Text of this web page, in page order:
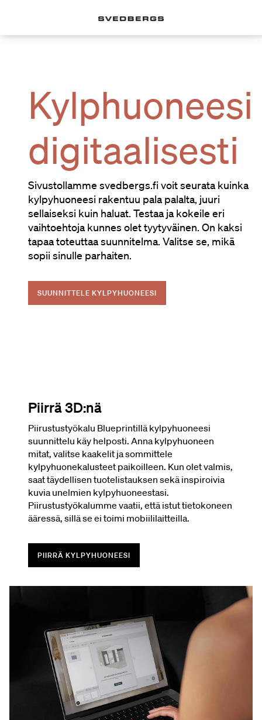
Kylphuoneesi
digitaalisesti
Sivustollamme svedbergs.fi voit seurata kuinka
kylpyhuoneesi rakentuu pala palalta, juuri
sellaiseksi kuin haluat. Testaa ja kokeile eri
vaihtoehtoja kunnes olet tyytyväinen. On kaksi
tapaa toteuttaa suunnitelma. Valitse se, mikä
sopii sinulle parhaiten.
SUUNNITTELE KYLPYHUONEESI
Piirrä 3D:nä
Piirustustyökalu Blueprintillä kylpyhuoneesi
suunnittelu käy helposti. Anna kylpyhuoneen
mitat, valitse kaakelit ja sommittele
kylpyhuonekalusteet paikoilleen. Kun olet valmis,
saat täydellisen tuotelistauksen sekä inspiroivia
kuvia unelmien kylpyhuoneestasi.
Piirustustyökalumme vaatii, että istut tietokoneen
ääressä, sillä se ei toimi mobiililaitteilla.
PIIRRÄ KYLPYHUONEESI